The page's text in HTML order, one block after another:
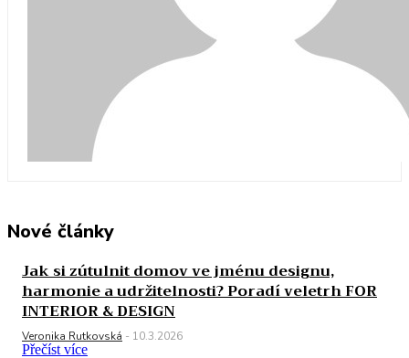
Nové články
Jak si zútulnit domov ve jménu designu,
harmonie a udržitelnosti? Poradí veletrh FOR
INTERIOR & DESIGN
Veronika Rutkovská - 10.3.2026
Přečíst více